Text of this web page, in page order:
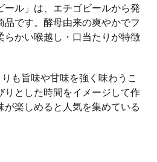
ール」は、エチゴビールから発
です。酵母由来の爽やかでフ
らかい喉越し・口当たりが特徴
も旨味や甘味を強く味わうこ
りとした時間をイメージして作
が楽しめると人気を集めている